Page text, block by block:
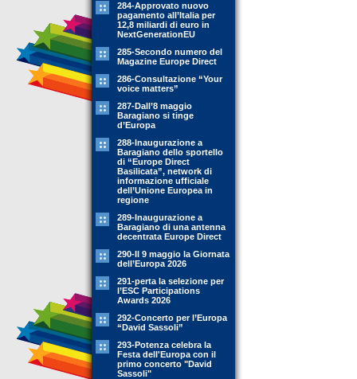
284-Approvato nuovo
pagamento all’Italia per
12,8 miliardi di euro in
NextGenerationEU
285-Secondo numero del
Magazine Europe Direct
286-Consultazione “Your
voice matters”
287-Dall’8 maggio
Baragiano si tinge
d’Europa
288-Inaugurazione a
Baragiano dello sportello
di “Europe Direct
Basilicata”, network di
informazione ufficiale
dell’Unione Europea in
regione
289-Inaugurazione a
Baragiano di una antenna
decentrata Europe Direct
290-Il 9 maggio la Giornata
dell’Europa 2026
291-perta la selezione per
l’ESC Participations
Awards 2026
292-Concerto per l’Europa
“David Sassoli”
293-Potenza celebra la
Festa dell'Europa con il
primo concerto "David
Sassoli"